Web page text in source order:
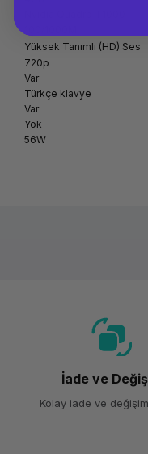
Yüksek Tanımlı (HD) Ses
720p
Var
Türkçe klavye
Var
Yok
56W
İade ve
Kolay iade ve